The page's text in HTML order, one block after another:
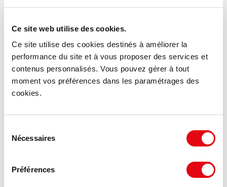
Ce site web utilise des cookies.
Ce site utilise des cookies destinés à améliorer la
performance du site et à vous proposer des services et
contenus personnalisés. Vous pouvez gérer à tout
moment vos préférences dans les paramétrages des
cookies.
Nécessaires
Préférences
Vente Activités Entrepôts SAINT OUEN